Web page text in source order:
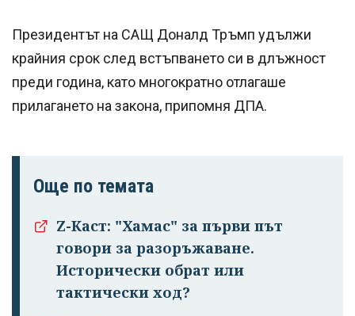
Президентът на САЩ Доналд Тръмп удължи
крайния срок след встъпването си в длъжност
преди година, като многократно отлагаше
прилагането на закона, припомня ДПА.
Още по темата
Z-Каст: "Хамас" за първи път
говори за разоръжаване.
Исторически обрат или
тактически ход?